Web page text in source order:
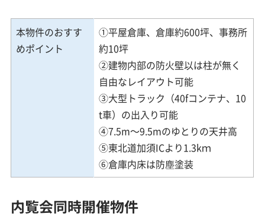
本物件のおすす
めポイント
①平屋倉庫、倉庫約600坪、事務所
約10坪
②建物内部の防火壁以は柱が無く
自由なレイアウト可能
③大型トラック（40fコンテナ、10
t車）の出入り可能
④7.5m～9.5mのゆとりの天井高
⑤東北道加須ICより1.3kｍ
⑥倉庫内床は防塵塗装
内覧会同時開催物件